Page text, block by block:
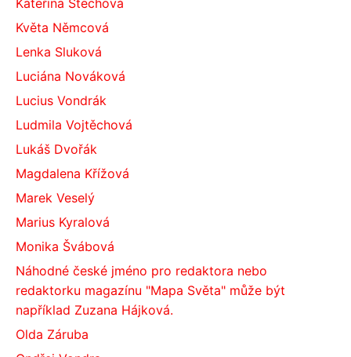
Květa Němcová
Lenka Sluková
Luciána Nováková
Lucius Vondrák
Ludmila Vojtěchová
Lukáš Dvořák
Magdalena Křížová
Marek Veselý
Marius Kyralová
Monika Švábová
Náhodné české jméno pro redaktora nebo
redaktorku magazínu "Mapa Světa" může být
například Zuzana Hájková.
Olda Záruba